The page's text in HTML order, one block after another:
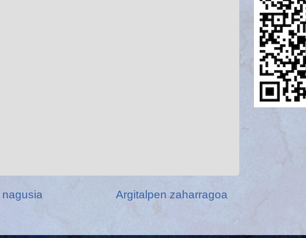
Argitalpen zaharragoa
nagusia